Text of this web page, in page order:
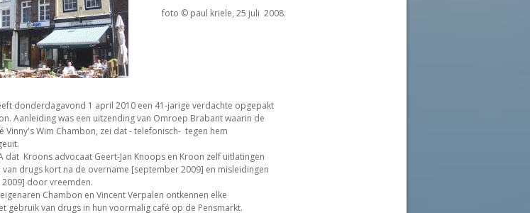
foto © paul kriele, 25 juli 2008.
donderdagavond 1 april 2010 een 41-jarige verdachte opgepakt
Aanleiding was een uitzending van Omroep Brabant waarin de
Vinny's Wim Chambon, zei dat - telefonisch- tegen hem
dat Kroons advocaat Geert-Jan Knoops en Kroon zelf uitlatingen
drugs kort na de overname [september 2009] en misleidingen
door vreemden.
Chambon en Vincent Verpalen ontkennen elke
gebruik van drugs in hun voormalig café op de Pensmarkt.